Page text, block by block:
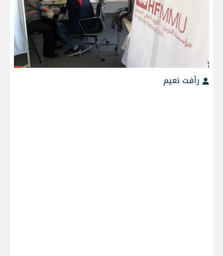
رأفت نعيم